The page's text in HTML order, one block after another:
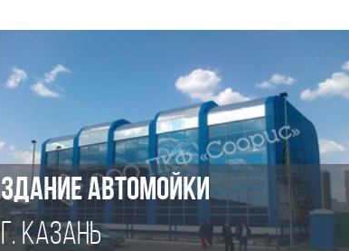
ЗДАНИЕ АВТОМОЙКИ
Г. КАЗАНЬ